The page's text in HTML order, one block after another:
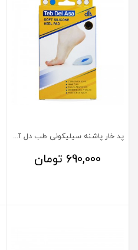
پد خار پاشنه سیلیکونی طب دل آسا
690,000 تومان